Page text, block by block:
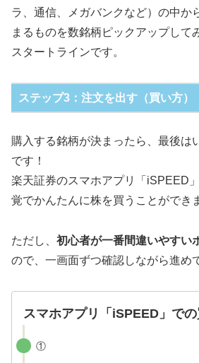
ラ、通信、メガバンクなど）の中か
まるものを数銘柄ピックアップして
スタートラインです。
ステップ3：注文を出す（買い方）
購入する銘柄が決まったら、最後は
です！
楽天証券のスマホアプリ「iSPEED
覚でかんたんに株を買うことができ
ただし、 初心者が一番間違いやすい
ので、一画面ずつ確認しながら進め
スマホアプリ「iSPEED」で
①